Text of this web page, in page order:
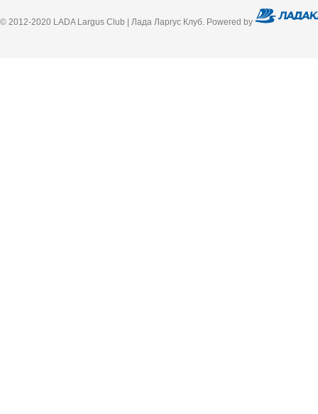
© 2012-2020 LADA Largus Club | Лада Ларгус Клуб. Powered by